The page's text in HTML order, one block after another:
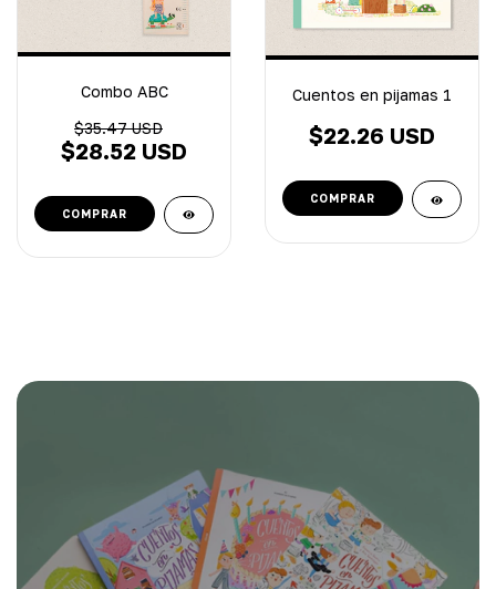
Combo ABC
$35.47 USD
$28.52 USD
Cuentos en pijamas 1
$22.26 USD